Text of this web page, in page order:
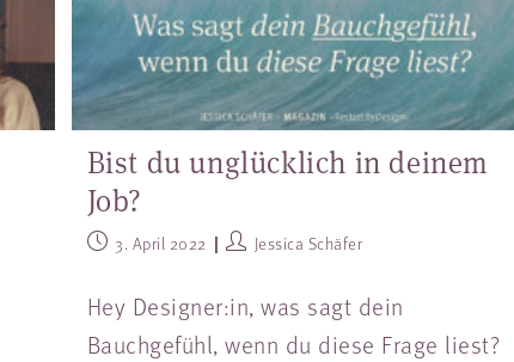
Bist du unglücklich in deinem
Job?
3. April 2022 Jessica Schäfer
Hey Designer:in, was sagt dein
Bauchgefühl, wenn du diese Frage liest?